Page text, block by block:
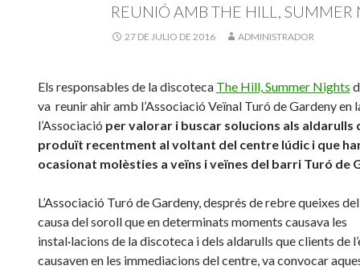
REUNIÓ AMB THE HILL, SUMMER
27 DE JULIO DE 2016 ADMINISTRADOR
Els responsables de la discoteca The Hill, Summer Nights
va reunir ahir amb l’Associació Veïnal Turó de Gardeny en
l’Associació per valorar i buscar solucions als aldarulls
produït recentment al voltant del centre lúdic i que
ocasionat molèsties a veïns i veïnes del barri Turó de
L’Associació Turó de Gardeny, després de rebre queixes
causa del soroll que en determinats moments causava les
instal·lacions de la discoteca i dels aldarulls que clients de
causaven en les immediacions del centre, va convocar